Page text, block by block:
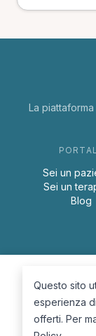
La
Sei un
Sei un
Blog
Questo sito
esperienza
offerti. Per